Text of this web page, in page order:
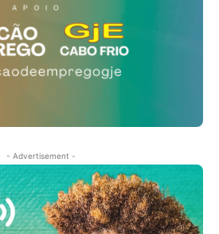
- Advertisement -